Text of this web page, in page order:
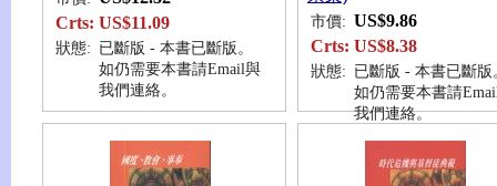
Crts: US$11.09
狀態: 已斷版 - 本書已斷版。
如仍需要本書請Email與
我們連絡。
市價: US$9.86
Crts: US$8.38
狀態: 已斷版 - 本書已斷版
如仍需要本書請
我們連絡。